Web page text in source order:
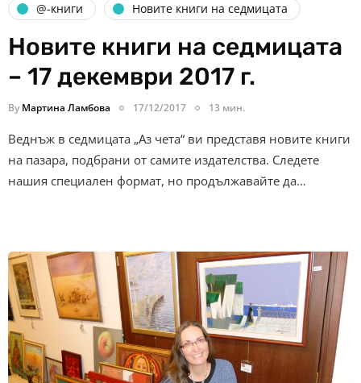
@-книги Новите книги на седмицата
Новите книги на седмицата
– 17 декември 2017 г.
By Мартина Ламбова 17/12/2017 13 мин.
Веднъж в седмицата „Аз чета“ ви представя новите книги
на пазара, подбрани от самите издателства. Следете
нашия специален формат, но продължавайте да…